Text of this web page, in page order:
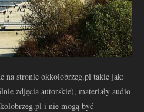
na stronie okkolobrzeg.pl takie jak:
zdjęcia autorskie), materiały audio
i nie mogą być